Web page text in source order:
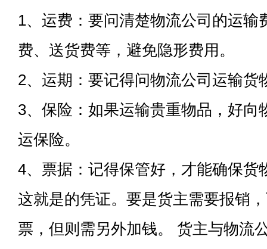
1、运费：要问清楚物流公司的运输
费、送货费等，避免隐形费用。
2、运期：要记得问物流公司运输货
3、保险：如果运输贵重物品，好向
运保险。
4、票据：记得保管好，才能确保货
这就是的凭证。要是货主需要报销
票，但则需另外加钱。 货主与物流